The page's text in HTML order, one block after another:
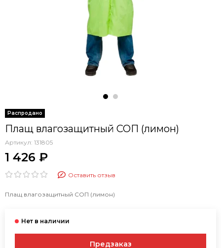
Плащ влагозащитный СОП (лимон)
Артикул: 131805
1 426 ₽
Оставить отзыв
Плащ влагозащитный СОП (лимон)
Предзаказ